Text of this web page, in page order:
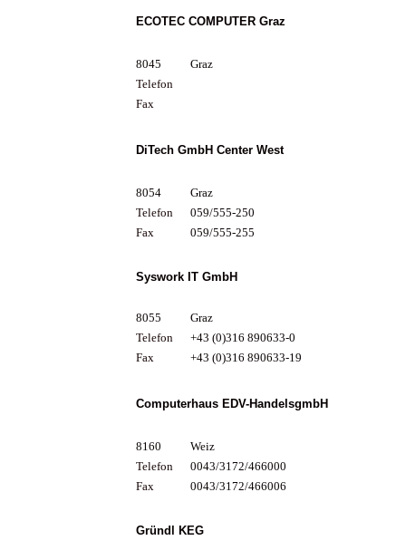
ECOTEC COMPUTER Graz
8045
Graz
Telefon
Fax
DiTech GmbH Center West
8054
Graz
Telefon
059/555-250
Fax
059/555-255
Syswork IT GmbH
8055
Graz
Telefon
+43 (0)316 890633-0
Fax
+43 (0)316 890633-19
Computerhaus EDV-HandelsgmbH
8160
Weiz
Telefon
0043/3172/466000
Fax
0043/3172/466006
Gründl KEG